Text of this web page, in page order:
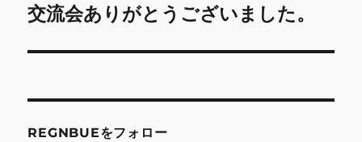
ゲ
ー
次
投
交流会ありがとうございました。
REGNBUEをフォロー